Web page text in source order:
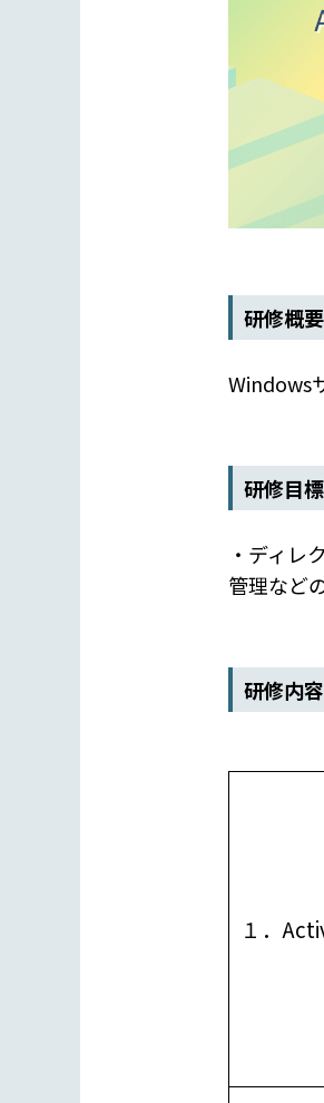
研修概要
Windows
研修目標
・ディレ
管理など
研修内容
１．